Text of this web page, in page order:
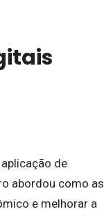
de
abordou como as
e melhorar a